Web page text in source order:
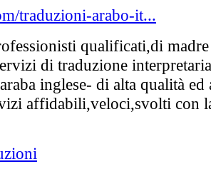
traduzioni-arabo-it...
qualificati,di
di traduzione
inglese- di alta qualità ed
affidabili,veloci,svolti con